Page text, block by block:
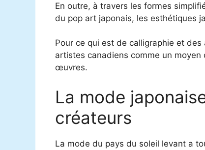
En outre, à travers les formes
du pop art japonais, les esthétiques
Pour ce qui est de calligraphie et
artistes canadiens comme un
œuvres.
La mode
créateurs
La mode du pays du soleil levant a